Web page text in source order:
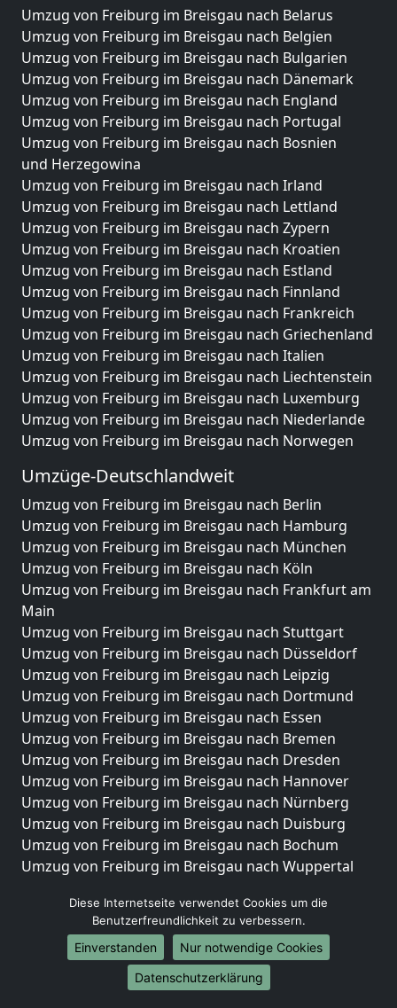
Umzug von Freiburg im Breisgau nach Belarus
Umzug von Freiburg im Breisgau nach Belgien
Umzug von Freiburg im Breisgau nach Bulgarien
Umzug von Freiburg im Breisgau nach Dänemark
Umzug von Freiburg im Breisgau nach England
Umzug von Freiburg im Breisgau nach Portugal
Umzug von Freiburg im Breisgau nach Bosnien
und Herzegowina
Umzug von Freiburg im Breisgau nach Irland
Umzug von Freiburg im Breisgau nach Lettland
Umzug von Freiburg im Breisgau nach Zypern
Umzug von Freiburg im Breisgau nach Kroatien
Umzug von Freiburg im Breisgau nach Estland
Umzug von Freiburg im Breisgau nach Finnland
Umzug von Freiburg im Breisgau nach Frankreich
Umzug von Freiburg im Breisgau nach Griechenland
Umzug von Freiburg im Breisgau nach Italien
Umzug von Freiburg im Breisgau nach Liechtenstein
Umzug von Freiburg im Breisgau nach Luxemburg
Umzug von Freiburg im Breisgau nach Niederlande
Umzug von Freiburg im Breisgau nach Norwegen
Umzüge-Deutschlandweit
Umzug von Freiburg im Breisgau nach Berlin
Umzug von Freiburg im Breisgau nach Hamburg
Umzug von Freiburg im Breisgau nach München
Umzug von Freiburg im Breisgau nach Köln
Umzug von Freiburg im Breisgau nach Frankfurt am
Main
Umzug von Freiburg im Breisgau nach Stuttgart
Umzug von Freiburg im Breisgau nach Düsseldorf
Umzug von Freiburg im Breisgau nach Leipzig
Umzug von Freiburg im Breisgau nach Dortmund
Umzug von Freiburg im Breisgau nach Essen
Umzug von Freiburg im Breisgau nach Bremen
Umzug von Freiburg im Breisgau nach Dresden
Umzug von Freiburg im Breisgau nach Hannover
Umzug von Freiburg im Breisgau nach Nürnberg
Umzug von Freiburg im Breisgau nach Duisburg
Umzug von Freiburg im Breisgau nach Bochum
Umzug von Freiburg im Breisgau nach Wuppertal
Umzug von Freiburg im Breisgau nach Bonn
Umzug von Freiburg im Breisgau nach Münster
Internationale-Umzüge
Umzug von Freiburg im Breisgau nach Brasilien
Diese Internetseite verwendet Cookies um die
Benutzerfreundlichkeit zu verbessern.
Einverstanden
Nur notwendige Cookies
Datenschutzerklärung